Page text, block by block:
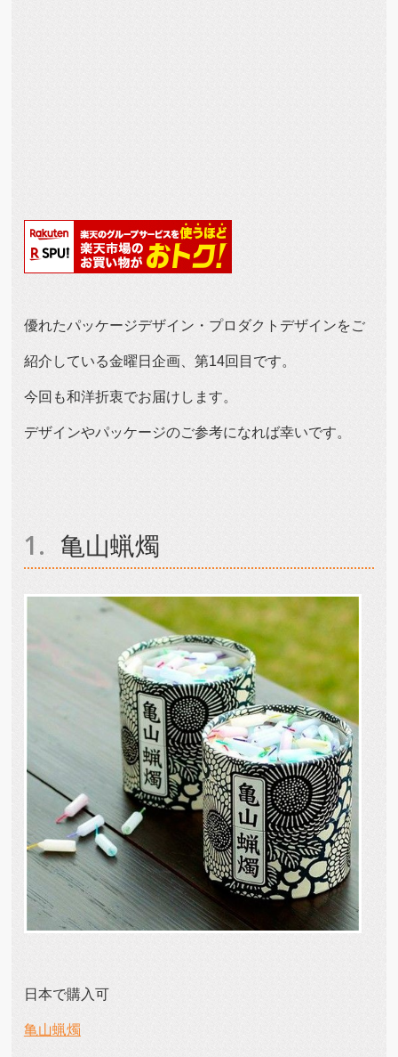
優れたパッケージデザイン・プロダクトデザインをご
紹介している金曜日企画、第14回目です。
今回も和洋折衷でお届けします。
デザインやパッケージのご参考になれば幸いです。
亀山蝋燭
日本で購入可
亀山蝋燭